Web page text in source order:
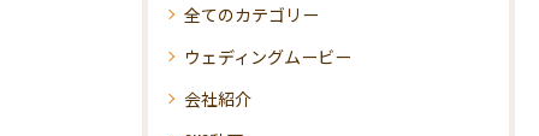
全てのカテゴリー
ウェディングムービー
会社紹介